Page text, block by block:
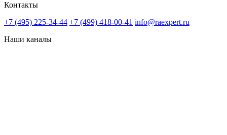
Контакты
+7 (495) 225-34-44 +7 (499) 418-00-41 info@raexpert.ru
Наши каналы